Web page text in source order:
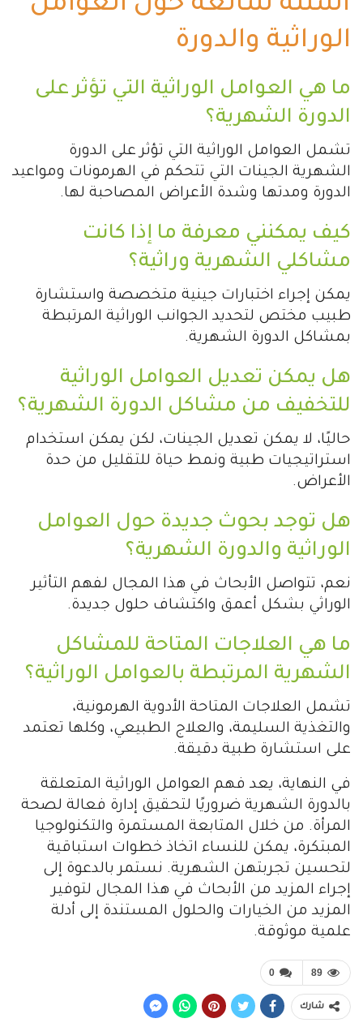
الوراثية والدورة
ما هي العوامل الوراثية التي تؤثر على
الدورة الشهرية؟
تشمل العوامل الوراثية التي تؤثر على الدورة
الشهرية الجينات التي تتحكم في الهرمونات ومواعيد
الدورة ومدتها وشدة الأعراض المصاحبة لها.
كيف يمكنني معرفة ما إذا كانت
مشاكلي الشهرية وراثية؟
يمكن إجراء اختبارات جينية متخصصة واستشارة
طبيب مختص لتحديد الجوانب الوراثية المرتبطة
بمشاكل الدورة الشهرية.
هل يمكن تعديل العوامل الوراثية
للتخفيف من مشاكل الدورة الشهرية؟
حاليًا، لا يمكن تعديل الجينات، لكن يمكن استخدام
استراتيجيات طبية ونمط حياة للتقليل من حدة
الأعراض.
هل توجد بحوث جديدة حول العوامل
الوراثية والدورة الشهرية؟
نعم، تتواصل الأبحاث في هذا المجال لفهم التأثير
الوراثي بشكل أعمق واكتشاف حلول جديدة.
ما هي العلاجات المتاحة للمشاكل
الشهرية المرتبطة بالعوامل الوراثية؟
تشمل العلاجات المتاحة الأدوية الهرمونية،
والتغذية السليمة، والعلاج الطبيعي، وكلها تعتمد
على استشارة طبية دقيقة.
في النهاية، يعد فهم العوامل الوراثية المتعلقة
بالدورة الشهرية ضروريًا لتحقيق إدارة فعالة لصحة
المرأة. من خلال المتابعة المستمرة والتكنولوجيا
المبتكرة، يمكن للنساء اتخاذ خطوات استباقية
لتحسين تجربتهن الشهرية. نستمر بالدعوة إلى
إجراء المزيد من الأبحاث في هذا المجال لتوفير
المزيد من الخيارات والحلول المستندة إلى أدلة
علمية موثوقة.
0 89
شارك